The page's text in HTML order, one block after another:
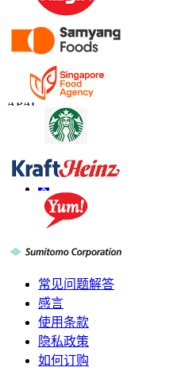
联系我们
+1 833 909 2966 ( Toll Free )
+44 808 502 0280 (Toll Free )
APAC+91 744 740 1245
sales@fortunebusinessinsights.com
联系我们
信息
常见问题解答
感言
使用条款
隐私政策
如何订购